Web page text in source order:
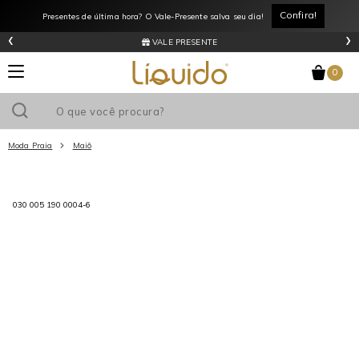
Presentes de última hora? O Vale-Presente salva seu dia! Confira!
VALE PRESENTE
‹ ›
0
Moda Praia Maiô
030 005 190 0004-6